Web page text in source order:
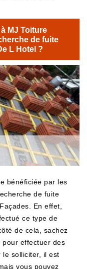
MJ Toiture
de fuite
L Hotel ?
bénéficiée par les
de fuite
En effet,
ce type de
de cela, sachez
pour effectuer des
le solliciter, il est
vous pouvez